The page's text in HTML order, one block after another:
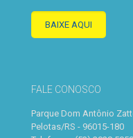
BAIXE AQUI
FALE CONOSCO
Parque Dom Antônio
Pelotas/RS - 96015-180